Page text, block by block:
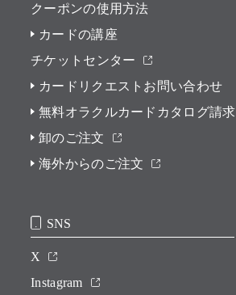
クーポンの使用方法
カードの講座
チケットセンター
カードリクエストお問い合わせ
無料オラクルカードカタログ請求
卸のご注文
海外からのご注文
SNS
X
Instagram